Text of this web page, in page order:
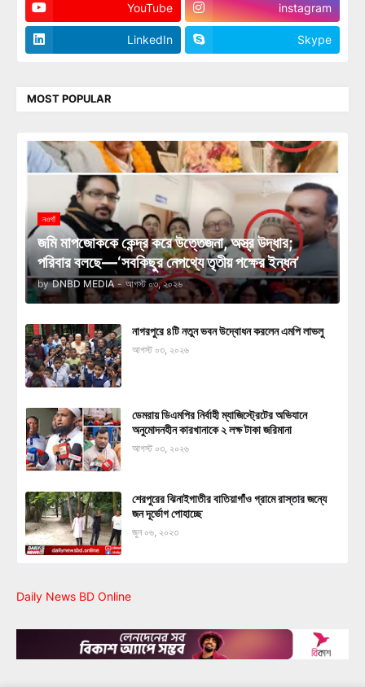
YouTube instagram
LinkedIn Skype
MOST POPULAR
নওগাঁ
জমি মাপজোককে কেন্দ্র করে উত্তেজনা, অস্ত্র উদ্ধার;
পরিবার বলছে—‘সবকিছুর নেপথ্যে তৃতীয় পক্ষের ইন্ধন’
by DNBD MEDIA - আগস্ট ০৩, ২০২৬
নাগরপুরে ৪টি নতুন ভবন উদ্বোধন করলেন এমপি লাভলু
আগস্ট ০৩, ২০২৬
ডেমরায় ডিএমপির নির্বাহী ম্যাজিস্ট্রেটের অভিযানে
অনুমোদনহীন কারখানাকে ২ লক্ষ টাকা জরিমানা
আগস্ট ০৩, ২০২৬
শেরপুরের ঝিনাইগাতীর বাতিয়াগাঁও গ্রামে রাস্তার জন্যে
জন দূর্ভোগ পোহাচ্ছে
জুন ০৬, ২০২৩
Daily News BD Online